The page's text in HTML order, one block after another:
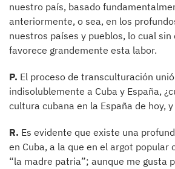
nuestro país, basado
anteriormente, o sea, en los
nuestros países y pueblos, lo cual sin
favorece grandemente esta labor.
P. El proceso de transculturación
indisolublemente a Cuba y España,
cultura cubana en la España de hoy,
R. Es evidente que existe una
en Cuba, a la que en el argot popular
“la madre patria”; aunque me gusta